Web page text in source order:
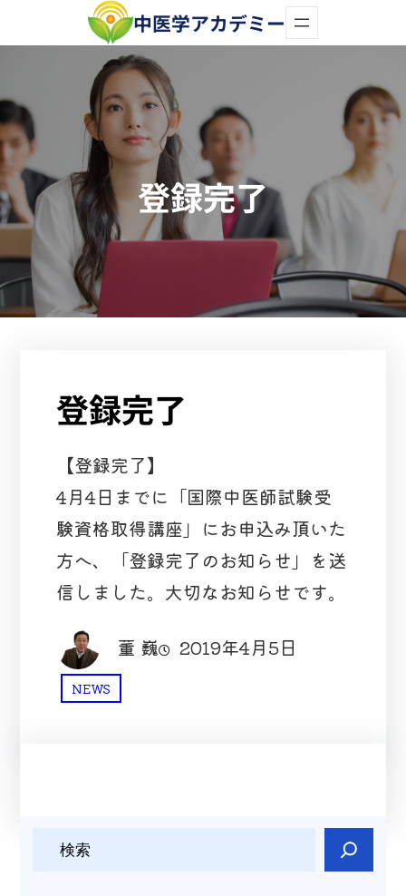
容
ス
キ
ッ
プ
中医学アカデミー
登録完了
登録完了
【登録完了】
4月4日までに「国際中医師試験受
験資格取得講座」にお申込み頂いた
方へ、「登録完了のお知らせ」を送
信しました。大切なお知らせです。
董 巍 2019年4月5日
NEWS